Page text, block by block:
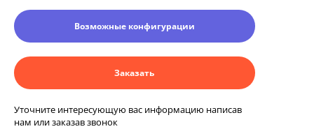
Возможные конфигурации
Заказать
Уточните интересующую вас информацию написав
нам или заказав звонок